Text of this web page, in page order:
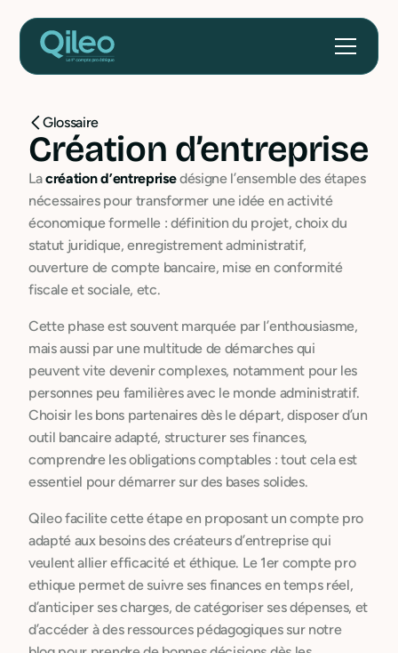
Glossaire
Création d’entreprise
Lacréation d’entreprisedésigne l’ensemble des étapes
nécessaires pour transformer une idée en activité
économique formelle : définition du projet, choix du
statut juridique, enregistrement administratif,
ouverture de compte bancaire, mise en conformité
fiscale et sociale, etc.
Cette phase est souvent marquée par l’enthousiasme,
mais aussi par une multitude de démarches qui
peuvent vite devenir complexes, notamment pour les
personnes peu familières avec le monde administratif.
Choisir les bons partenaires dès le départ, disposer d’un
outil bancaire adapté, structurer ses finances,
comprendre les obligations comptables : tout cela est
essentiel pour démarrer sur des bases solides.
Qileo facilite cette étape en proposant un compte pro
adapté aux besoins des créateurs d’entreprise qui
veulent allier efficacité et éthique. Le 1er compte pro
ethique permet de suivre ses finances en temps réel,
d’anticiper ses charges, de catégoriser ses dépenses, et
d’accéder à des ressources pédagogiques sur notre